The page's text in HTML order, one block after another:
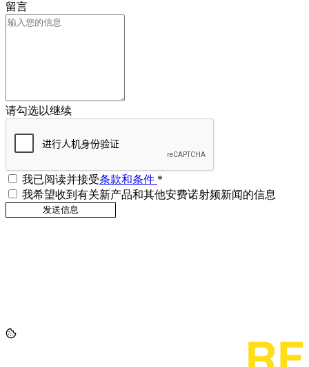
留言
请勾选以继续
我已阅读并接受条款和条件 *
我希望收到有关新产品和其他安费诺射频新闻的信息